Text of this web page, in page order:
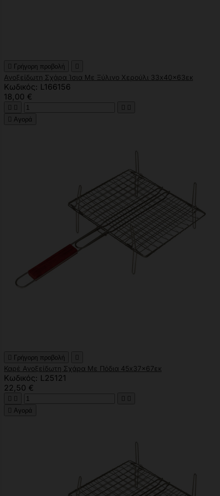
 Γρήγορη προβολή 
Ανοξείδωτη Σχάρα Ίσια Με Ξύλινο Χερούλι 33x40x63εκ
Κωδικός: L166156
18,00 €
   
 Αγορά
 Γρήγορη προβολή 
Καρέ Ανοξείδωτη Σχάρα Με Πόδια 45x37x67εκ
Κωδικός: L25121
22,50 €
   
 Αγορά